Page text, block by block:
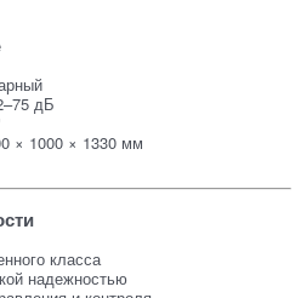
дБ
× 1000 × 1330 мм
класса
надежностью